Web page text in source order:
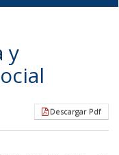
y
Descargar Pdf